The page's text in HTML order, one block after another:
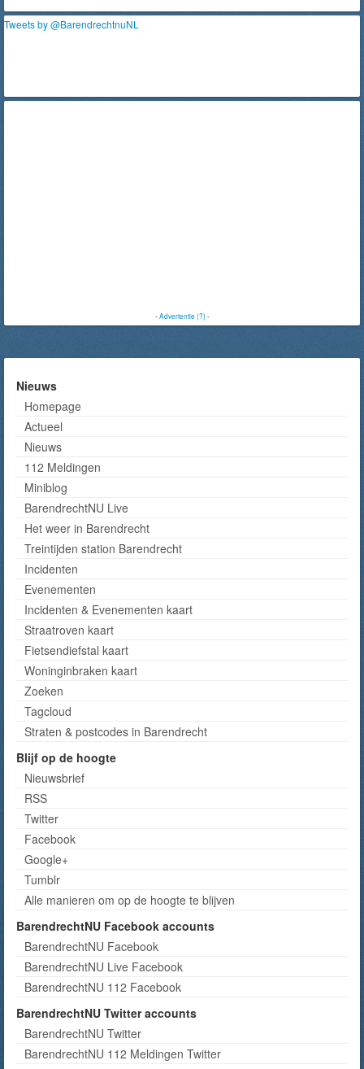
Tweets by @BarendrechtnuNL
-Advertentie (?)-
Nieuws
Homepage
Actueel
Nieuws
112 Meldingen
Miniblog
BarendrechtNU Live
Het weer in Barendrecht
Treintijden station Barendrecht
Incidenten
Evenementen
Incidenten & Evenementen kaart
Straatroven kaart
Fietsendiefstal kaart
Woninginbraken kaart
Zoeken
Tagcloud
Straten & postcodes in Barendrecht
Blijf op de hoogte
Nieuwsbrief
RSS
Twitter
Facebook
Google+
Tumblr
Alle manieren om op de hoogte te blijven
BarendrechtNU Facebook accounts
BarendrechtNU Facebook
BarendrechtNU Live Facebook
BarendrechtNU 112 Facebook
BarendrechtNU Twitter accounts
BarendrechtNU Twitter
BarendrechtNU 112 Meldingen Twitter